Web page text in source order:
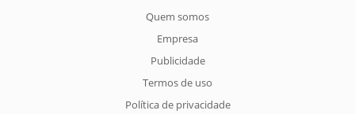
Quem somos
Empresa
Publicidade
Termos de uso
Política de privacidade